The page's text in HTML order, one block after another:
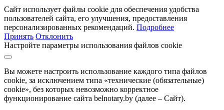
Сайт использует файлы cookie для обеспечения удобства
пользователей сайта, его улучшения, предоставления
персонализированных рекомендаций. Подробнее
Принять Отклонить
Настройте параметры использования файлов cookie
Вы можете настроить использование каждого типа файлов
cookie, за исключением типа «технические (обязательные)
cookie», без которых невозможно корректное
функционирование сайта belnotary.by (далее – Сайт).